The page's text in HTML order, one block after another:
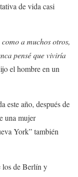
de vida casi
a muchos otros,
pensé que viviría
el hombre en un
este año, después de
una mujer
York” también
los de Berlín y